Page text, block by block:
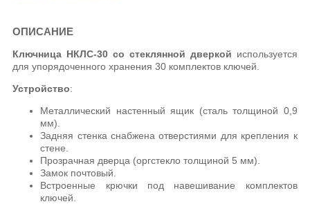
ОПИСАНИЕ
Ключница НКЛС-30 со стеклянной дверкой используется
для упорядоченного хранения 30 комплектов ключей.
Устройство:
Металлический настенный ящик (сталь толщиной 0,9
мм).
Задняя стенка снабжена отверстиями для крепления к
стене.
Прозрачная дверца (оргстекло толщиной 5 мм).
Замок почтовый.
Встроенные крючки под навешивание комплектов
ключей.